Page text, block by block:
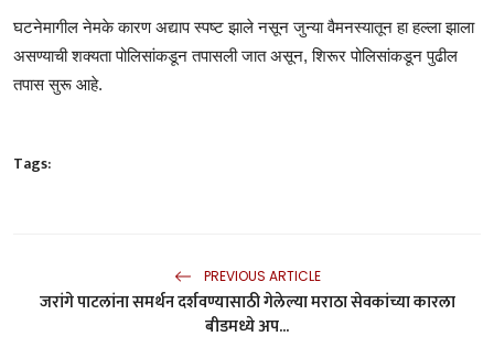
घटनेमागील नेमके कारण अद्याप स्पष्ट झाले नसून जुन्या वैमनस्यातून हा हल्ला झाला
असण्याची शक्यता पोलिसांकडून तपासली जात असून, शिरूर पोलिसांकडून पुढील
तपास सुरू आहे.
Tags:
PREVIOUS ARTICLE
जरांगे पाटलांना समर्थन दर्शवण्यासाठी गेलेल्या मराठा सेवकांच्या कारला
बीडमध्ये अप...